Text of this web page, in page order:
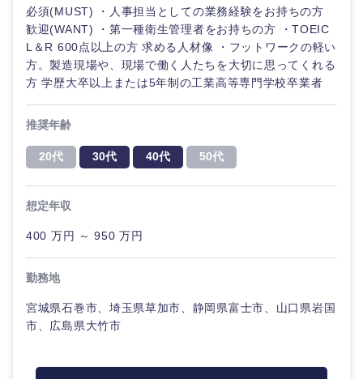
マーケテ
ィング
営業
サービス
クリエイ
タント
専門職
技術職
（IT）、
ビス・制
経営企画
政策渉外
その他企画業務
営業
サービス
クリエイティブ
コンサルタント
専門職
技術職（IT）、Webサービス・制作、ゲーム
メディカル
食品・化粧品・アパレル・消費財
メディカル・ヘルスケア・ライフサイエンス
金融
建設・不動産
倉庫・運輸・物流
IT・通信
千葉県 東京都
こだわり条件を入力ください
急募 第二新卒
上場企業
スタートアップ企
外資系企業 英語を活かす
フルリモート
完全週休2日制 社宅・家賃補助有
必須(MUST) ・人事担当としての業務経験をお持ちの方
歓迎(WANT) ・第一種衛生管理者をお持ちの方 ・TOEIC
L＆R 600点以上の方 求める人材像 ・フットワークの軽い
方。製造現場や、現場で働く人たちを大切に思ってくれる
方 学歴大卒以上または5年制の工業高等専門学校卒業者
推奨年齢
20代 30代 40代 50代
想定年収
400 万円 ～ 950 万円
勤務地
宮城県石巻市、埼玉県草加市、静岡県富士市、山口県岩国
市、広島県大竹市